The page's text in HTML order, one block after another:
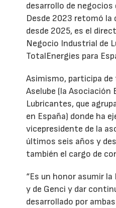
desarrollo de negocios
Desde 2023 retomó la
desde 2025, es el
Negocio Industrial de
TotalEnergies para
Asimismo, participa
Aselube (la Asociación
Lubricantes, que
en España) donde ha
vicepresidente de la
últimos seis años y
también el cargo de
“Es un honor asumir la
y de Genci y dar
desarrollado por